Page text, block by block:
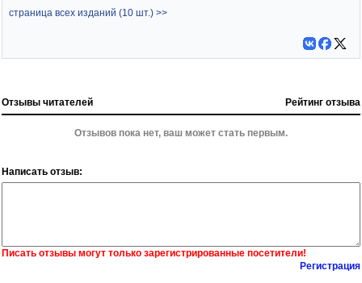
страница всех изданий (10 шт.) >>
Отзывы читателей Рейтинг отзыва
Отзывов пока нет, ваш может стать первым.
Написать отзыв:
Писать отзывы могут только зарегистрированные посетители!
Регистрация